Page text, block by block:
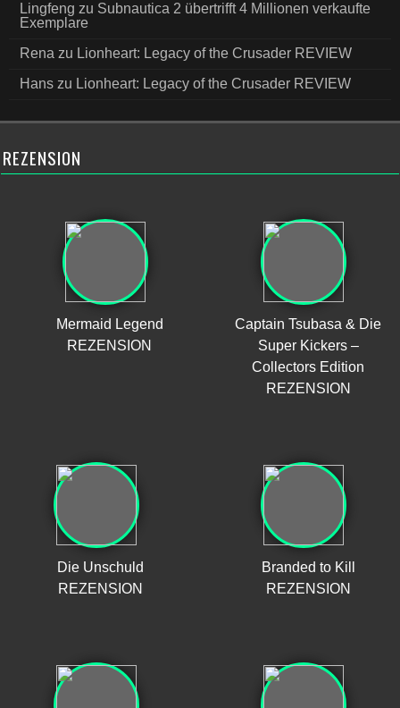
Lingfeng zu Subnautica 2 übertrifft 4 Millionen verkaufte
Exemplare
Rena zu Lionheart: Legacy of the Crusader REVIEW
Hans zu Lionheart: Legacy of the Crusader REVIEW
REZENSION
Mermaid Legend
REZENSION
Captain Tsubasa & Die
Super Kickers –
Collectors Edition
REZENSION
Die Unschuld
REZENSION
Branded to Kill
REZENSION